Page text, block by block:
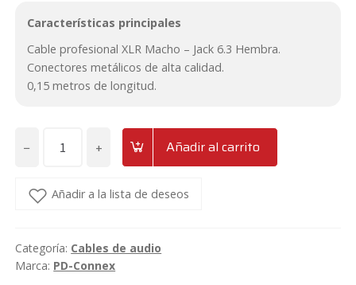
Características principales
Cable profesional XLR Macho – Jack 6.3 Hembra.
Conectores metálicos de alta calidad.
0,15 metros de longitud.
−
Macho
6.3
Hembra
+ Añadir al carrito
Añadir a la lista de deseos
Categoría: Cables de audio
Marca: PD-Connex